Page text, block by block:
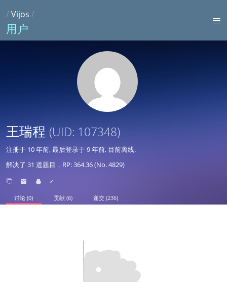
/Vijos /
用户
王瑞程 (UID: 107348)
注册于 10 年前, 最后登录于9 年前, 目前离线.
解决了 31 道题目，RP: 364.36 (No. 4829)
♂
讨论 (0) 贡献 (6) 递交 (236)